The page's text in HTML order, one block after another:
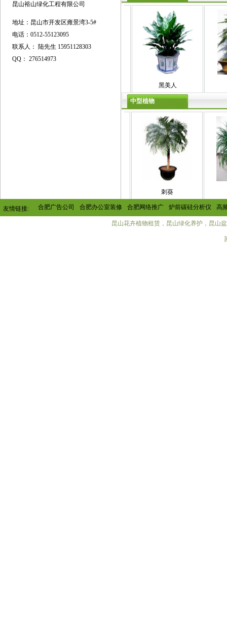
昆山裕山绿化工程有限公司
地址：昆山市开发区雍景湾3-5#
电话：0512-55123095
联系人： 陆先生 15951128303
QQ： 276514973
黑美人
中型植物
刺葵
友情链接: 合肥广告公司 合肥办公室装修 合肥网络推广 炉前碳硅分析仪 高
昆山花卉植物租赁，昆山绿化养护，昆山